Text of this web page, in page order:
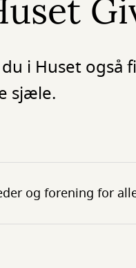
i Huset også
sjæle.
og forening for